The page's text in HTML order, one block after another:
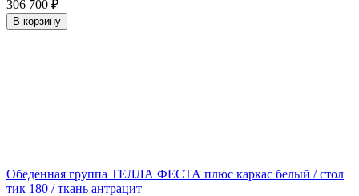
306 700 ₽
В корзину
Обеденная группа ТЕЛЛА ФЕСТА плюс каркас белый / стол
тик 180 / ткань антрацит